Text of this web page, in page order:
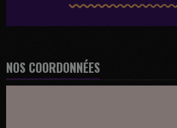
NOS COORDONNÉES